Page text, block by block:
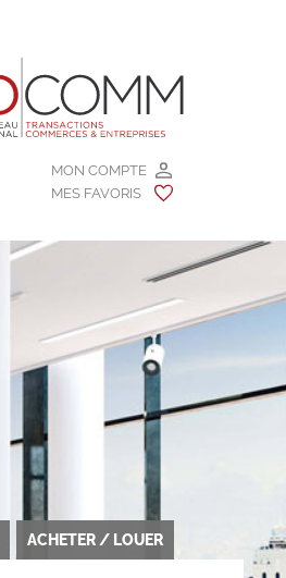
MON COMPTE
MES FAVORIS
ACHETER / LOUER